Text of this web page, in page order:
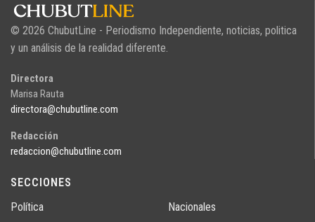
© 2026 ChubutLine - Periodismo Independiente, noticias, politica
y un análisis de la realidad diferente.
Directora
Marisa Rauta
directora@chubutline.com
Redacción
redaccion@chubutline.com
SECCIONES
Política
Nacionales